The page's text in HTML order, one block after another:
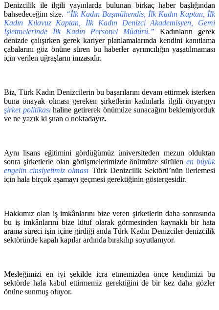
Denizcilik ile ilgili yayınlarda bulunan birkaç haber başlığından
bahsedeceğim size. “İlk Kadın Başmühendis, İlk Kadın Kaptan, İlk
Kadın Kılavuz Kaptan, İlk Kadın Denizci Akademisyen, Gemi
İşletmelerinde İlk Kadın Personel Müdürü.” Kadınların gerek
denizde çalışırken gerek kariyer planlamalarında kendini kanıtlama
çabalarını göz önüne süren bu haberler ayrımcılığın yaşatılmaması
için verilen uğraşların imzasıdır.
Biz, Türk Kadın Denizcilerin bu başarılarını devam ettirmek isterken
buna önayak olması gereken şirketlerin kadınlarla ilgili önyargıyı
şirket politikasıhaline getirerek önümüze sunacağını beklemiyorduk
ve ne yazık ki şuan o noktadayız.
Aynı lisans eğitimini gördüğümüz üniversiteden mezun olduktan
sonra şirketlerle olan görüşmelerimizde önümüze sürülenen büyük
engelin cinsiyetimiz olması Türk Denizcilik Sektörü’nün ilerlemesi
için hala birçok aşamayı geçmesi gerektiğinin göstergesidir.
Hakkımız olan iş imkânlarını bize veren şirketlerin daha sonrasında
bu iş imkânlarını bize lütuf olarak görmesinden kaynaklı bir hata
arama süreci işin içine girdiği anda Türk Kadın Denizciler denizcilik
sektöründe kapalı kapılar ardında bırakılıp soyutlanıyor.
Mesleğimizi en iyi şekilde icra etmemizden önce kendimizi bu
sektörde hala kabul ettirmemiz gerektiğini de bir kez daha gözler
önüne sunmuş oluyor.